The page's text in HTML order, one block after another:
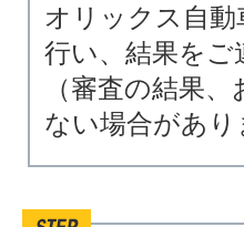
オリックス自動
行い、結果をご
（審査の結果
ない場合があり